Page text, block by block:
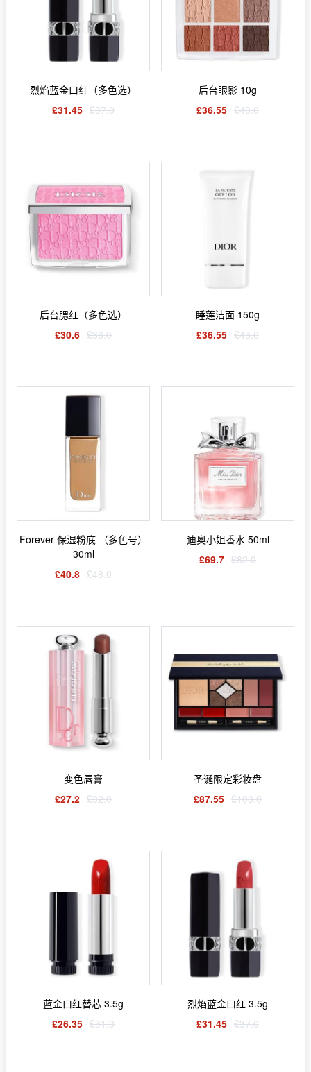
烈焰蓝金口红（多色选）
£31.45 £37.0
后台眼影 10g
£36.55 £43.0
后台腮红（多色选）
£30.6 £36.0
睡莲洁面 150g
£36.55 £43.0
Forever 保湿粉底 （多色号）
30ml
£40.8 £48.0
迪奥小姐香水 50ml
£69.7 £82.0
变色唇膏
£27.2 £32.0
圣诞限定彩妆盘
£87.55 £103.0
蓝金口红替芯 3.5g
£26.35 £31.0
烈焰蓝金口红 3.5g
£31.45 £37.0